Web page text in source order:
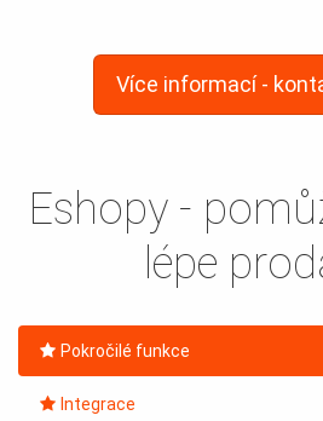
Více informací -
Eshopy -
lépe
Pokročilé funkce
Integrace